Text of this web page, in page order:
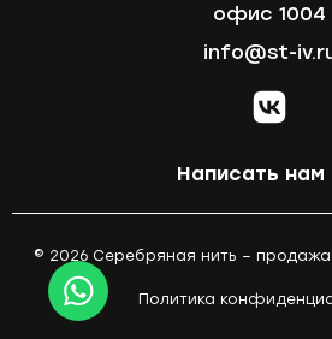
офис 1004
info@st-
vk.com
Написать нам
© 2026 Серебряная нить –
Политика